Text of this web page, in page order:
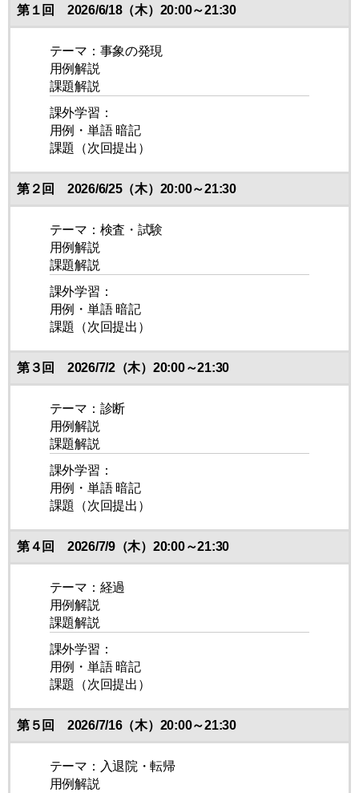
第１回 2026/6/18（木）20:00～21:30
テーマ：事象の発現
用例解説
課題解説
課外学習：
用例・単語 暗記
課題（次回提出）
第２回 2026/6/25（木）20:00～21:30
テーマ：検査・試験
用例解説
課題解説
課外学習：
用例・単語 暗記
課題（次回提出）
第３回 2026/7/2（木）20:00～21:30
テーマ：診断
用例解説
課題解説
課外学習：
用例・単語 暗記
課題（次回提出）
第４回 2026/7/9（木）20:00～21:30
テーマ：経過
用例解説
課題解説
課外学習：
用例・単語 暗記
課題（次回提出）
第５回 2026/7/16（木）20:00～21:30
テーマ：入退院・転帰
用例解説